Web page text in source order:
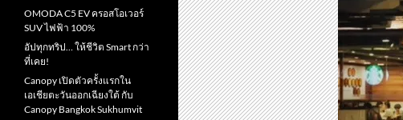
OMODA C5 EV ครอสโอเวอร์
SUV ไฟฟ้า 100%
อัปทุกทริป… ให้ชีวิต Smart กว่า
ที่เคย!
Canopy เปิดตัวครั้งแรกใน
เอเชียตะวันออกเฉียงใต้ กับ
Canopy Bangkok Sukhumvit